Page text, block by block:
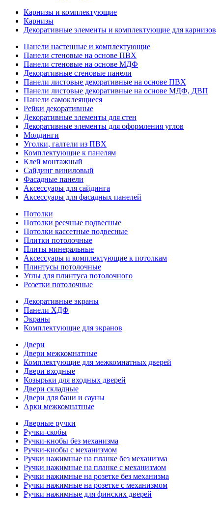
Карнизы и комплектующие
Карнизы
Декоративные элементы и комплектующие для карнизов
Панели настенные и комплектующие
Панели стеновые на основе ПВХ
Панели стеновые на основе МДФ
Декоративные стеновые панели
Панели листовые декоративные на основе ПВХ
Панели листовые декоративные на основе МДФ, ДВП
Панели самоклеящиеся
Рейки декоративные
Декоративные элементы для стен
Декоративные элементы для оформления углов
Молдинги
Уголки, галтели из ПВХ
Комплектующие к панелям
Клей монтажный
Сайдинг виниловый
Фасадные панели
Аксессуары для сайдинга
Аксессуары для фасадных панелей
Потолки
Потолки реечные подвесные
Потолки кассетные подвесные
Плитки потолочные
Плиты минеральные
Аксессуары и комплектующие к потолкам
Плинтусы потолочные
Углы для плинтуса потолочного
Розетки потолочные
Декоративные экраны
Панели ХДФ
Экраны
Комплектующие для экранов
Двери
Двери межкомнатные
Комплектующие для межкомнатных дверей
Двери входные
Козырьки для входных дверей
Двери складные
Двери для бани и сауны
Арки межкомнатные
Дверные ручки
Ручки-скобы
Ручки-кнобы без механизма
Ручки-кнобы с механизмом
Ручки нажимные на планке без механизма
Ручки нажимные на планке с механизмом
Ручки нажимные на розетке без механизма
Ручки нажимные на розетке с механизмом
Ручки нажимные для финских дверей